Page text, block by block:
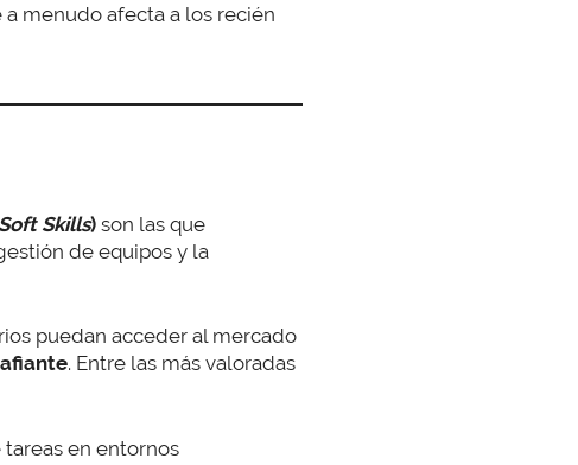
a menudo afecta a los recién
Soft Skills) son las que
de equipos y la
puedan acceder al mercado
. Entre las más valoradas
en entornos